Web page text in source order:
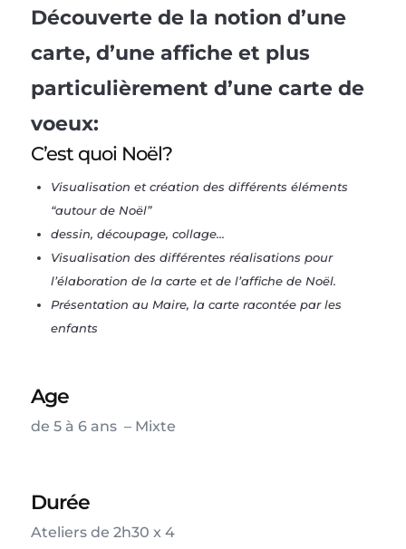
Découverte de la notion d’une
carte, d’une affiche et plus
particulièrement d’une carte de
voeux:
C’est quoi Noël?
Visualisation et création des différents éléments
“autour de Noël”
dessin, découpage, collage…
Visualisation des différentes réalisations pour
l’élaboration de la carte et de l’affiche de Noël.
Présentation au Maire, la carte racontée par les
enfants
Age
de 5 à 6 ans – Mixte
Durée
Ateliers de 2h30 x 4